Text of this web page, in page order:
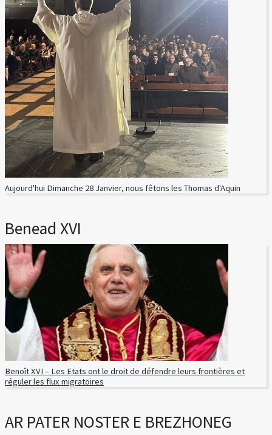
Aujourd'hui Dimanche 28 Janvier, nous fêtons les Thomas d'Aquin
Benead XVI
Benoît XVI – Les Etats ont le droit de défendre leurs frontières et
réguler les flux migratoires
AR PATER NOSTER E BREZHONEG